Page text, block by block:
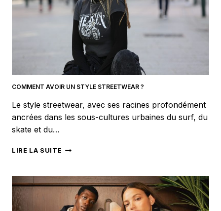
ROSE
COMMENT AVOIR UN STYLE STREETWEAR ?
Le style streetwear, avec ses racines profondément
ancrées dans les sous-cultures urbaines du surf, du
skate et du…
LIRE LA SUITE COMMENT
STYLE
STREETWEAR